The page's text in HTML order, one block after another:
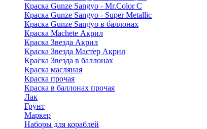
Краска Gunze Sangyo - Mr.Color C
Краска Gunze Sangyo - Super Metallic
Краска Gunze Sangyo в баллонах
Краска Machete Акрил
Краска Звезда Акрил
Краска Звезда Мастер Акрил
Краска Звезда в баллонах
Краска масляная
Краска прочая
Краска в баллонах прочая
Лак
Грунт
Маркер
Наборы для кораблей